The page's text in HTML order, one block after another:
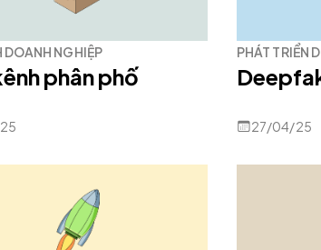
DOANH NGHIỆP
phân phố
PHÁT TRIỂN
27/04/25